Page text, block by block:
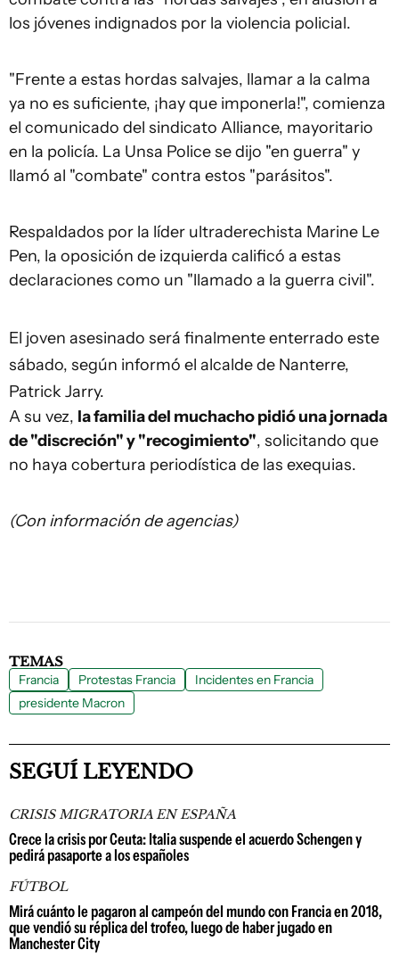
los jóvenes indignados por la violencia policial.
"Frente a estas hordas salvajes, llamar a la calma
ya no es suficiente, ¡hay que imponerla!", comienza
el comunicado del sindicato Alliance, mayoritario
en la policía. La Unsa Police se dijo "en guerra" y
llamó al "combate" contra estos "parásitos".
Respaldados por la líder ultraderechista Marine Le
Pen, la oposición de izquierda calificó a estas
declaraciones como un "llamado a la guerra civil".
El joven asesinado será finalmente enterrado este
sábado, según informó el alcalde de Nanterre,
Patrick Jarry.
A su vez, la familia del muchacho pidió una jornada
de "discreción" y "recogimiento", solicitando que
no haya cobertura periodística de las exequias.
(Con información de agencias)
TEMAS
Francia Protestas Francia
Incidentes en Francia
presidente Macron
SEGUÍ LEYENDO
CRISIS MIGRATORIA EN ESPAÑA
Crece la crisis por Ceuta: Italia suspende el acuerdo Schengen y
pedirá pasaporte a los españoles
FÚTBOL
Mirá cuánto le pagaron al campeón del mundo con Francia en 2018,
que vendió su réplica del trofeo, luego de haber jugado en
Manchester City